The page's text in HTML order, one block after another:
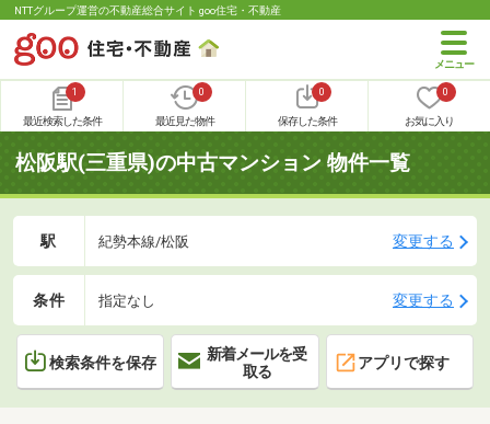
NTTグループ運営の不動産総合サイト goo住宅・不動産
1
最近検索した条件
0
最近見た物件
0
保存した条件
0
お気に入り
松阪駅(三重県)の中古マンション 物件一覧
駅 紀勢本線/松阪 変更する
条件 指定なし 変更する
検索条件を保存
新着メールを受
取る
アプリで探す